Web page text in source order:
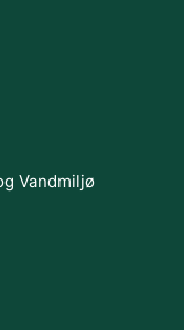
Vandmiljø